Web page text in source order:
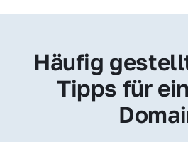
Häufig
Tipps für